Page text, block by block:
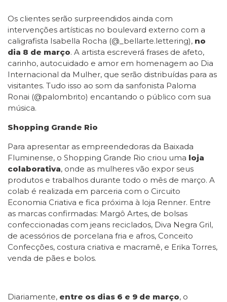
Os clientes serão surpreendidos ainda com
intervenções artísticas no boulevard externo com a
caligrafista Isabella Rocha (@_bellarte.lettering), no
dia 8 de março. A artista escreverá frases de afeto,
carinho, autocuidado e amor em homenagem ao Dia
Internacional da Mulher, que serão distribuídas para as
visitantes. Tudo isso ao som da sanfonista Paloma
Ronai (@palombrito) encantando o público com sua
música.
Shopping Grande Rio
Para apresentar as empreendedoras da Baixada
Fluminense, o Shopping Grande Rio criou uma loja
colaborativa, onde as mulheres vão expor seus
produtos e trabalhos durante todo o mês de março. A
colab é realizada em parceria com o Circuito
Economia Criativa e fica próxima à loja Renner. Entre
as marcas confirmadas: Margô Artes, de bolsas
confeccionadas com jeans reciclados, Diva Negra Gril,
de acessórios de porcelana fria e afros, Conceito
Confecções, costura criativa e macramê, e Erika Torres,
venda de pães e bolos.
Diariamente, entre os dias 6 e 9 de março, o